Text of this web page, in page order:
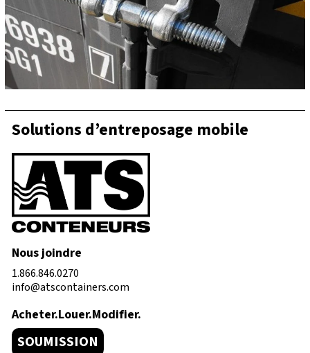
Solutions d’entreposage mobile
Nous joindre
1.866.846.0270
info@atscontainers.com
Acheter.Louer.Modifier.
SOUMISSION